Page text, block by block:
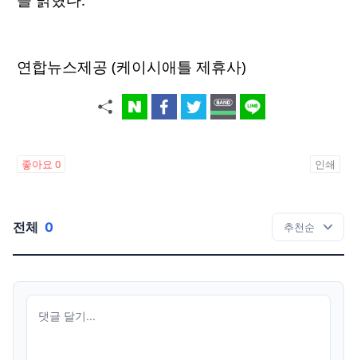
연합뉴스제공 (케이시애틀 제휴사)
좋아요 0 인쇄
전체 0